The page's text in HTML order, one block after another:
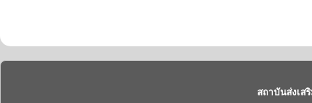
สถาบันส่งเส